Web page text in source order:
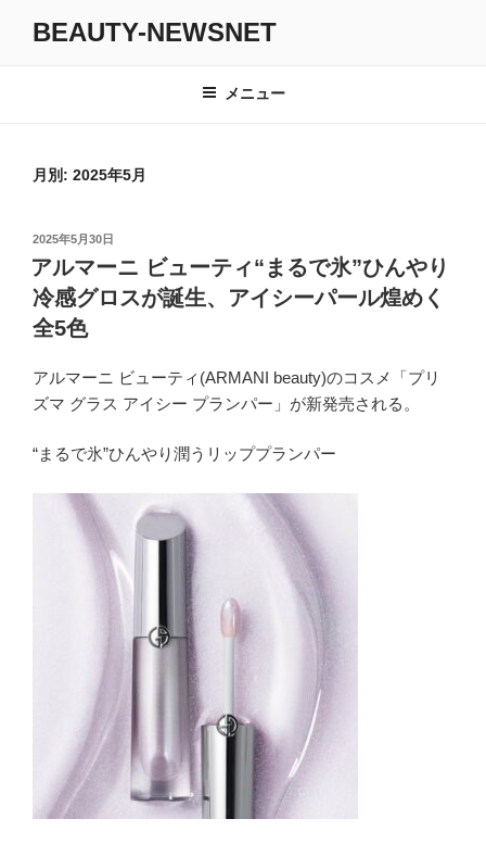
BEAUTY-NEWSNET
メニュー
月別: 2025年5月
投
稿
日:
2025年5月30日
アルマーニ ビューティ“まるで氷”ひんやり
冷感グロスが誕生、アイシーパール煌めく
全5色
アルマーニ ビューティ(ARMANI beauty)のコスメ「プリ
ズマ グラス アイシー プランパー」が新発売される。
“まるで氷”ひんやり潤うリッププランパー